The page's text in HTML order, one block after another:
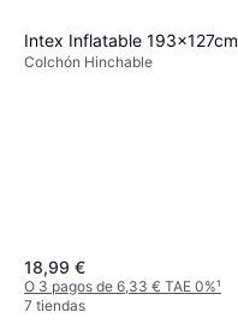
Intex Inflatable 193x127cm
Colchón Hinchable
18,99 €
O 3 pagos de 6,33 € TAE 0%¹
7 tiendas